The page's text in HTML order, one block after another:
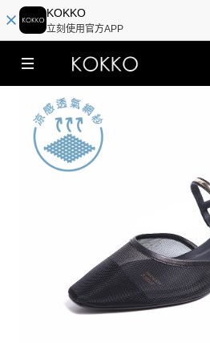
KOKKO
立刻使用官方APP